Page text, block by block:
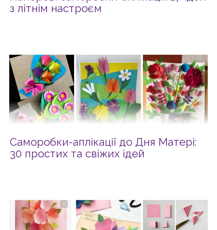
з літнім настроєм
Саморобки-аплікації до Дня Матері:
30 простих та свіжих ідей